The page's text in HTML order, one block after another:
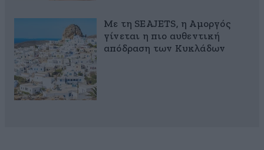
Με τη SEAJETS, η Αμοργός
γίνεται η πιο αυθεντική
απόδραση των Κυκλάδων